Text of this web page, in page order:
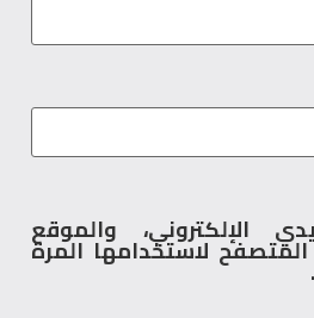
الإلكتروني، والموقع
لاستخدامها المرة